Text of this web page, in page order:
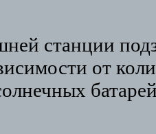
станции
от